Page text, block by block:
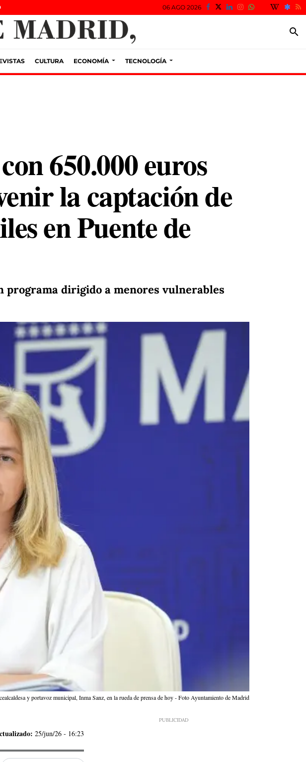
06 AGO 2026
search
CULTURA ECONOMÍA TECNOLOGÍA
650.000 euros
la captación de
en Puente de
programa dirigido a menores vulnerables
y portavoz municipal, Inma Sanz, en la rueda de prensa de hoy - Foto Ayuntamiento de Madrid
25/jun/26 - 16:23